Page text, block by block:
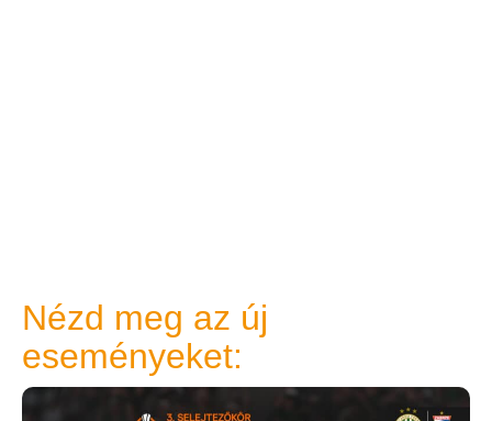
Nézd meg az új
eseményeket: